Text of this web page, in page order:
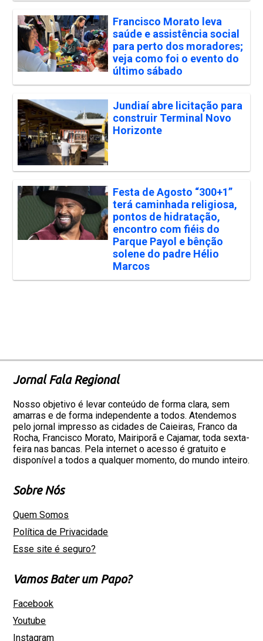
Francisco Morato leva
saúde e assistência social
para perto dos moradores;
veja como foi o evento do
último sábado
Jundiaí abre licitação para
construir Terminal Novo
Horizonte
Festa de Agosto “300+1”
terá caminhada religiosa,
pontos de hidratação,
encontro com fiéis do
Parque Payol e bênção
solene do padre Hélio
Marcos
Jornal Fala Regional
Nosso objetivo é levar conteúdo de forma clara, sem
amarras e de forma independente a todos. Atendemos
pelo jornal impresso as cidades de Caieiras, Franco da
Rocha, Francisco Morato, Mairiporã e Cajamar, toda sexta-
feira nas bancas. Pela internet o acesso é gratuito e
disponível a todos a qualquer momento, do mundo inteiro.
Sobre Nós
Quem Somos
Política de Privacidade
Esse site é seguro?
Vamos Bater um Papo?
Facebook
Youtube
Instagram